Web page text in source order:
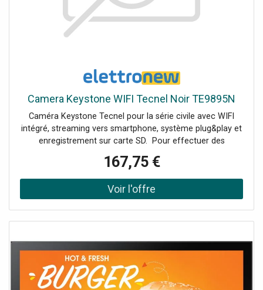
Camera Keystone WIFI Tecnel Noir TE9895N
Caméra Keystone Tecnel pour la série civile avec WIFI
intégré, streaming vers smartphone, système plug&play et
enregistrement sur carte SD. Pour effectuer des
enregistrements, le dispositif Dearhome nécessite
l'insertion d'une carte SD à l'intérieur. Un adaptateur
Keystone (RJ45) doit être fourni, en fonction du modèle
de fruit en votre possession.
167,75 €